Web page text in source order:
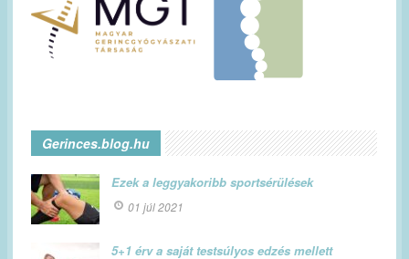
Gerinces.blog.hu
Ezek a leggyakoribb sportsérülések
01 júl 2021
5+1 érv a saját testsúlyos edzés mellett